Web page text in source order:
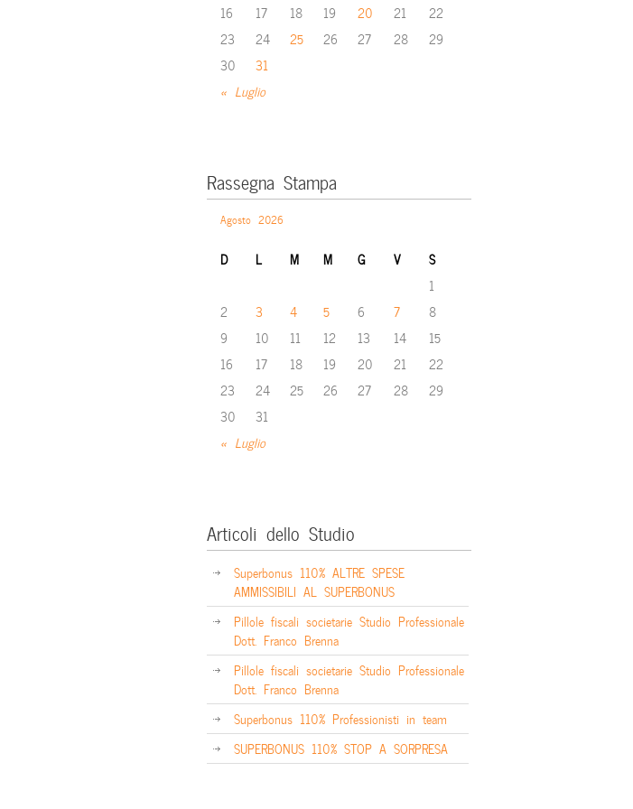
« Luglio
16
17 18 19 20 21
22
23
24 25 26 27 28
29
30
31
Rassegna Stampa
Agosto 2026
D L M M G V S
« Luglio
1
2
3 4 5 6 7
8
9
10 11 12 13 14
15
16
17 18 19 20 21
22
23
24 25 26 27 28
29
30
31
Articoli dello Studio
Superbonus 110% ALTRE SPESE
AMMISSIBILI AL SUPERBONUS
Pillole fiscali societarie Studio Professionale
Dott. Franco Brenna
Pillole fiscali societarie Studio Professionale
Dott. Franco Brenna
Superbonus 110% Professionisti in team
SUPERBONUS 110% STOP A SORPRESA